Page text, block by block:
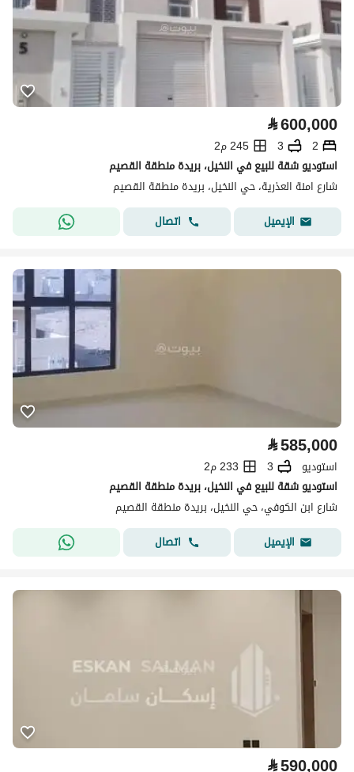
⃁600,000
2
3
245 م2
استوديو شقة للبيع في النخيل، بريدة منطقة القصيم
شارع امنة العذرية، حي النخيل، بريدة منطقة القصيم
الإيميل
اتصال
⃁585,000
استوديو 3
233 م2
استوديو شقة للبيع في النخيل، بريدة منطقة القصيم
شارع ابن الكوفي، حي النخيل، بريدة منطقة القصيم
الإيميل
اتصال
⃁590,000